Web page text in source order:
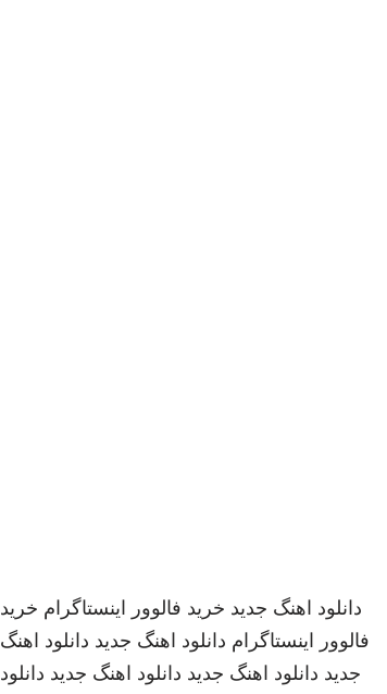
دانلود اهنگ جدید خرید فالوور اینستاگرام خرید
فالوور اینستاگرام دانلود اهنگ جدید دانلود اهنگ
جدید دانلود اهنگ جدید دانلود اهنگ جدید دانلود